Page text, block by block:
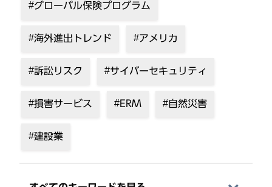
グローバル保険プログラム
海外進出トレンド アメリカ
訴訟リスク サイバーセキュリティ
損害サービス ERM 自然災害
建設業